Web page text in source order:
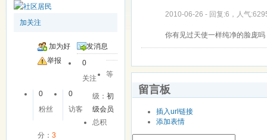
加关注
加为好
友
发消息
举报
0
关注
0
粉丝
0
访客
等
级：初
级会员
总积
分： 3
2010-06-26 - 回复:6，人气
你有见过天使一样纯净的脸庞
留言板
插入url链接
添加表情